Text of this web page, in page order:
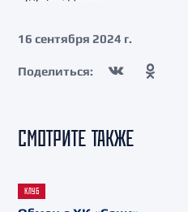
16 сентября 2024 г.
Поделиться:
СМОТРИТЕ ТАКЖЕ
КЛУБ